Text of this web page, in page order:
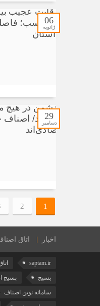
06
ژانویه
29
دسامبر
1
2
اخبار اتاق
saptam.ir
بسیج بسیج
سامانه نوین اصناف